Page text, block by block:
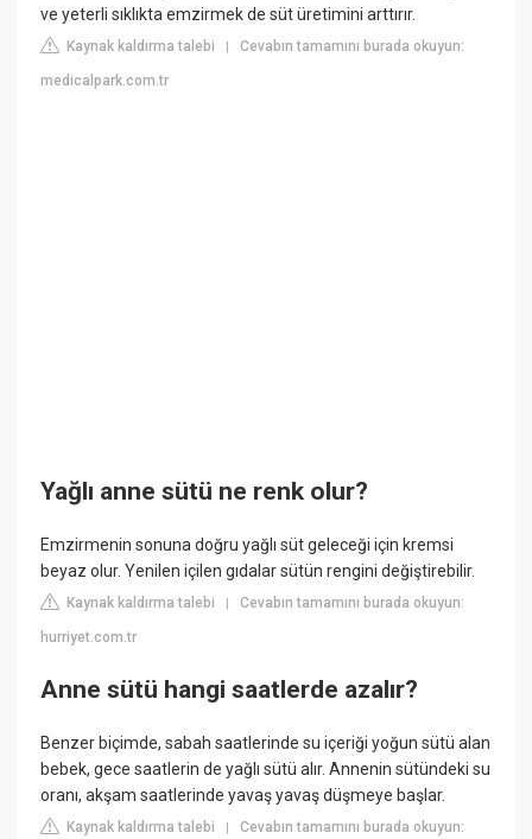
ve yeterli sıklıkta emzirmek de süt üretimini arttırır.
Kaynak kaldırma talebi |Cevabın tamamını burada okuyun:
medicalpark.com.tr
Yağlı anne sütü ne renk olur?
Emzirmenin sonuna doğru yağlı süt geleceği için kremsi
beyaz olur. Yenilen içilen gıdalar sütün rengini değiştirebilir.
Kaynak kaldırma talebi |Cevabın tamamını burada okuyun:
hurriyet.com.tr
Anne sütü hangi saatlerde azalır?
Benzer biçimde, sabah saatlerinde su içeriği yoğun sütü alan
bebek, gece saatlerin de yağlı sütü alır. Annenin sütündeki su
oranı, akşam saatlerinde yavaş yavaş düşmeye başlar.
Kaynak kaldırma talebi |Cevabın tamamını burada okuyun: